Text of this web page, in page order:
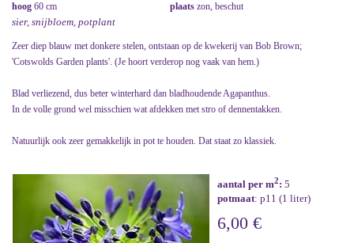
hoog 60 cm plaats zon, beschut
sier, snijbloem, potplant
Zeer diep blauw met donkere stelen, ontstaan op de kwekerij van Bob Brown;
'Cotswolds Garden plants'. (Je hoort verderop nog vaak van hem.)
Blad verliezend, dus beter winterhard dan bladhoudende Agapanthus.
In de volle grond wel misschien wat afdekken met stro of dennentakken.
Natuurlijk ook zeer gemakkelijk in pot te houden. Dat staat zo klassiek.
aantal per m2: 5
potmaat: p11 (1 liter)
6,00 €